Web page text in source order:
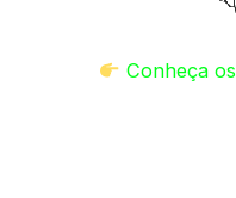
Conheça os